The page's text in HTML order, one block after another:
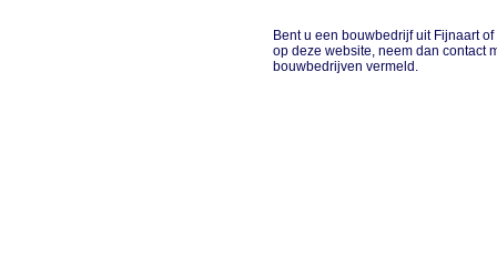
Bent u een bouwbedrijf uit Fijnaart
op deze website, neem dan contact
bouwbedrijven vermeld.